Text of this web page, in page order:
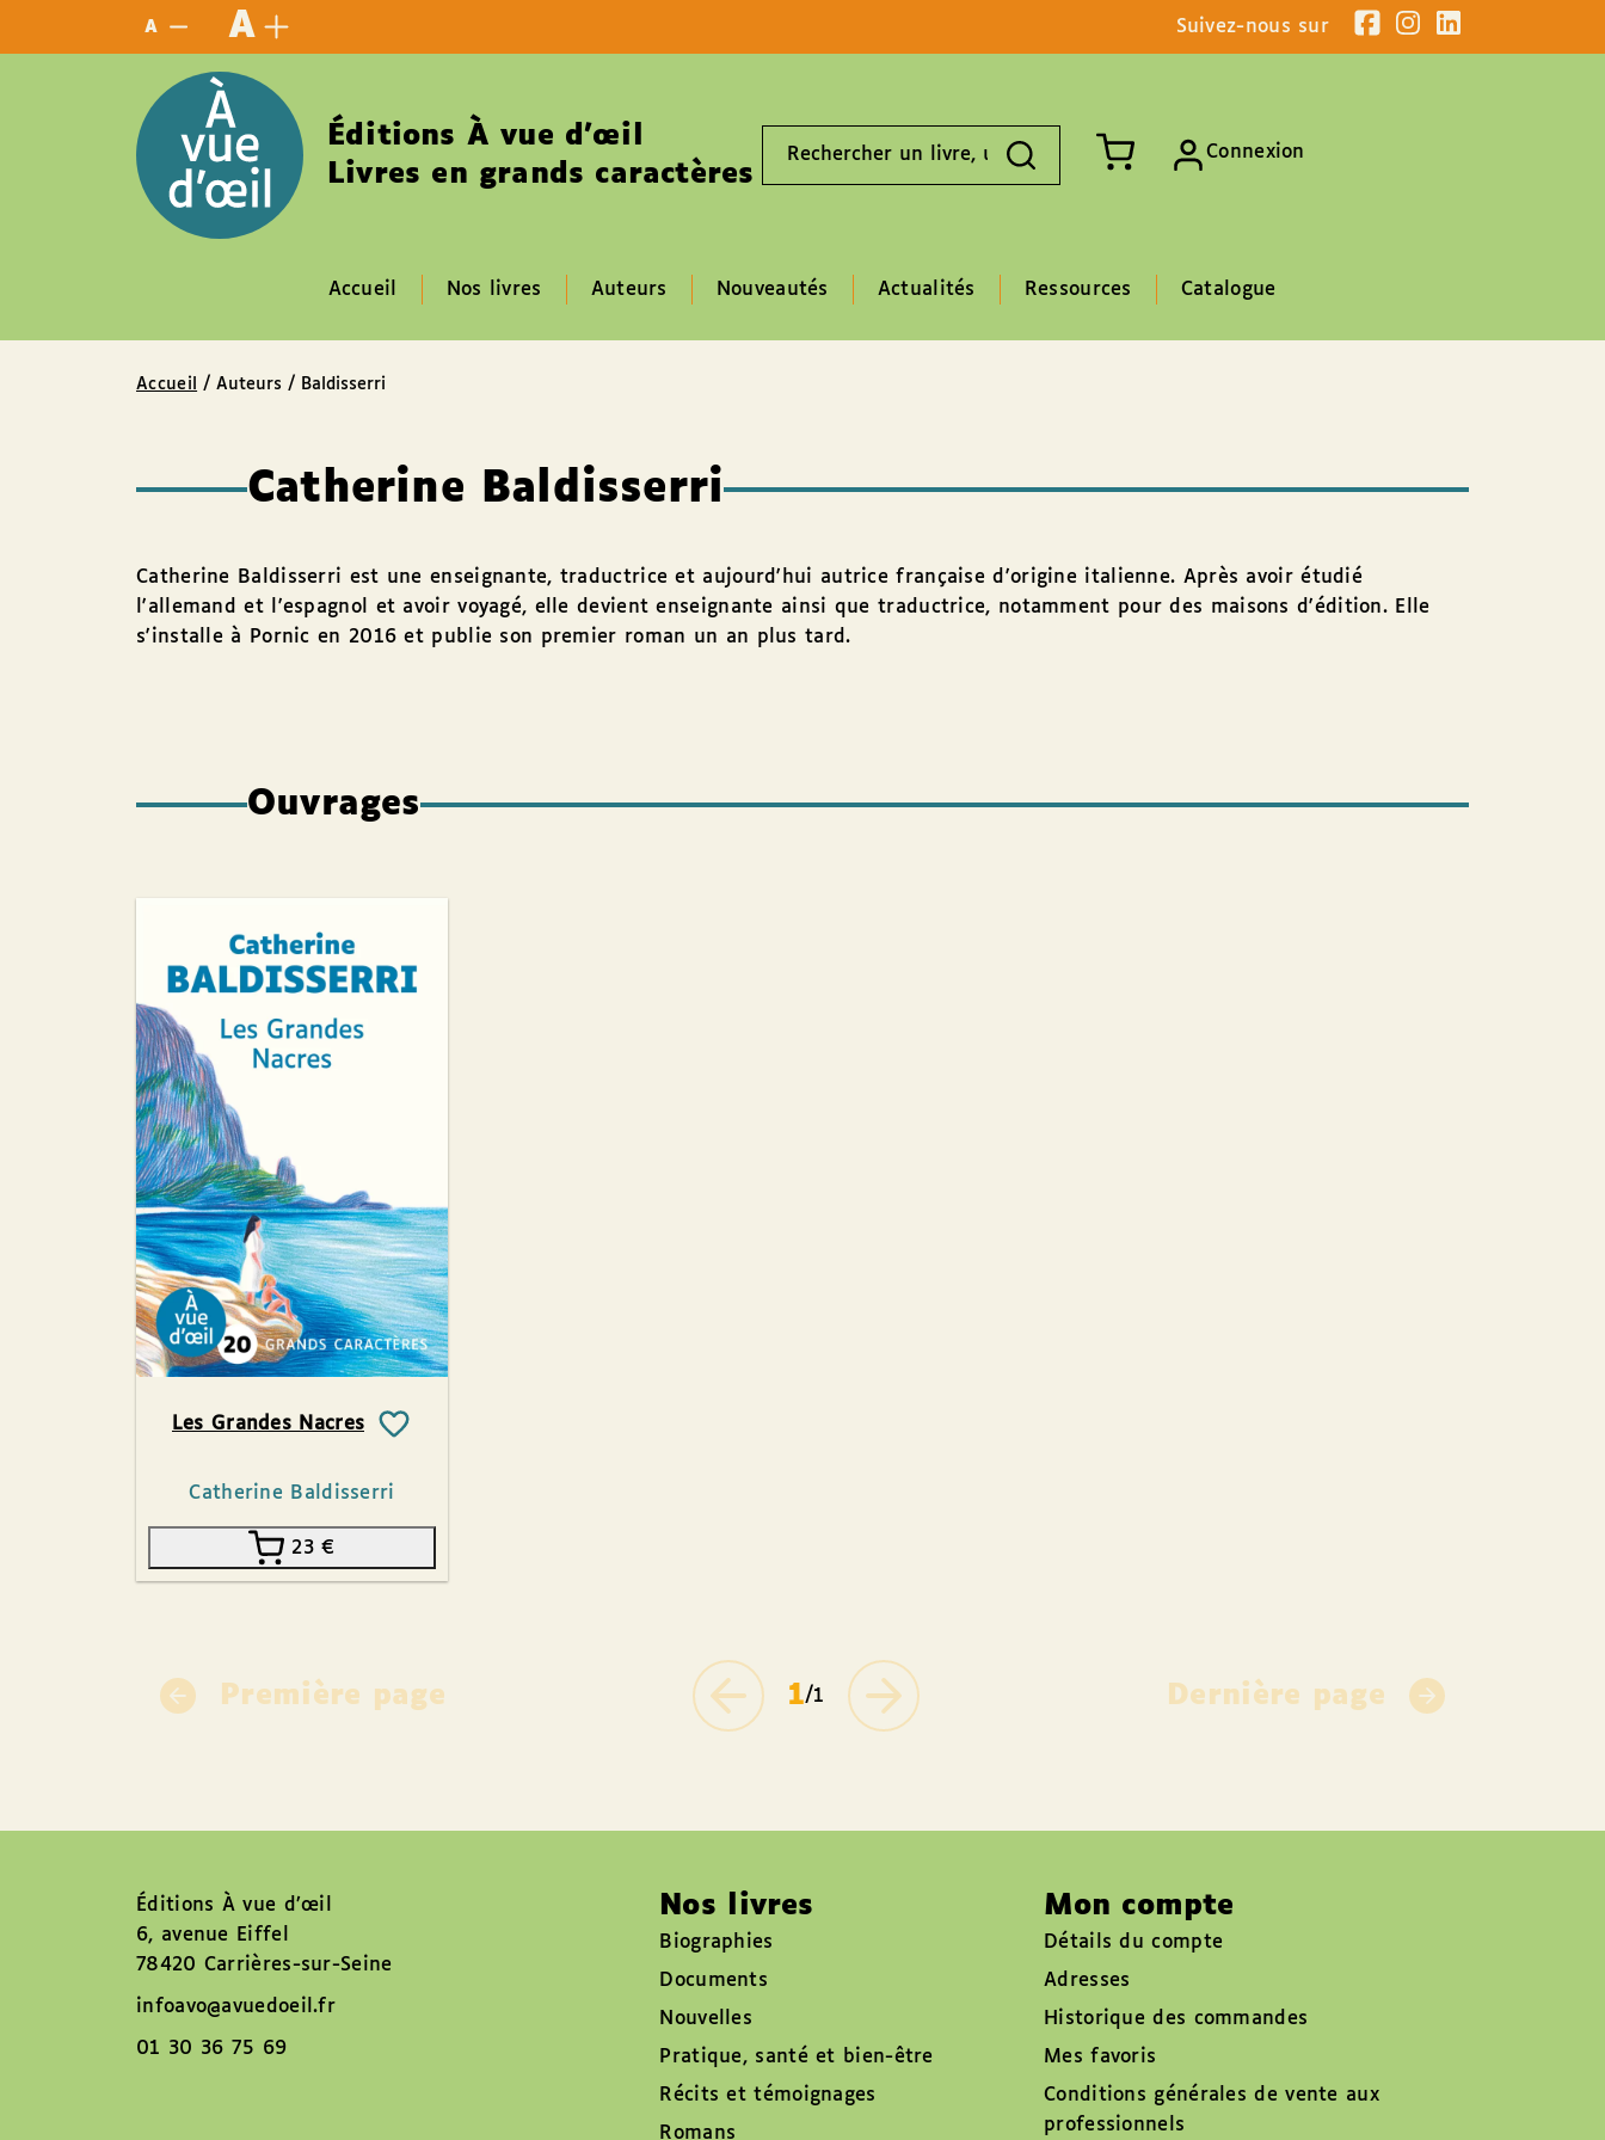
A A Suivez-nous sur
Éditions À vue d’œil
Livres en grands caractères livre,
Connexion
Accueil Nos livres Auteurs Nouveautés Actualités Ressources Catalogue
Accueil / Auteurs / Baldisserri
Catherine Baldisserri
Catherine Baldisserri est une enseignante, traductrice et aujourd'hui autrice française d'origine italienne. Après avoir étudié
l'allemand et l'espagnol et avoir voyagé, elle devient enseignante ainsi que traductrice, notamment pour des maisons d'édition. Elle
s'installe à Pornic en 2016 et publie son premier roman un an plus tard.
Ouvrages
Les Grandes Nacres
Catherine Baldisserri
23€
Première page 1/1 Dernière page
Éditions À vue d’œil
6, avenue Eiffel
78420 Carrières-sur-Seine
infoavo@avuedoeil.fr
01 30 36 75 69
Nos livres
Biographies
Documents
Nouvelles
Pratique, santé et bien-être
Récits et témoignages
Romans
Mon compte
Détails du compte
Adresses
Historique des commandes
Mes favoris
Conditions générales de vente aux
professionnels
Panneau de gestion des cookies